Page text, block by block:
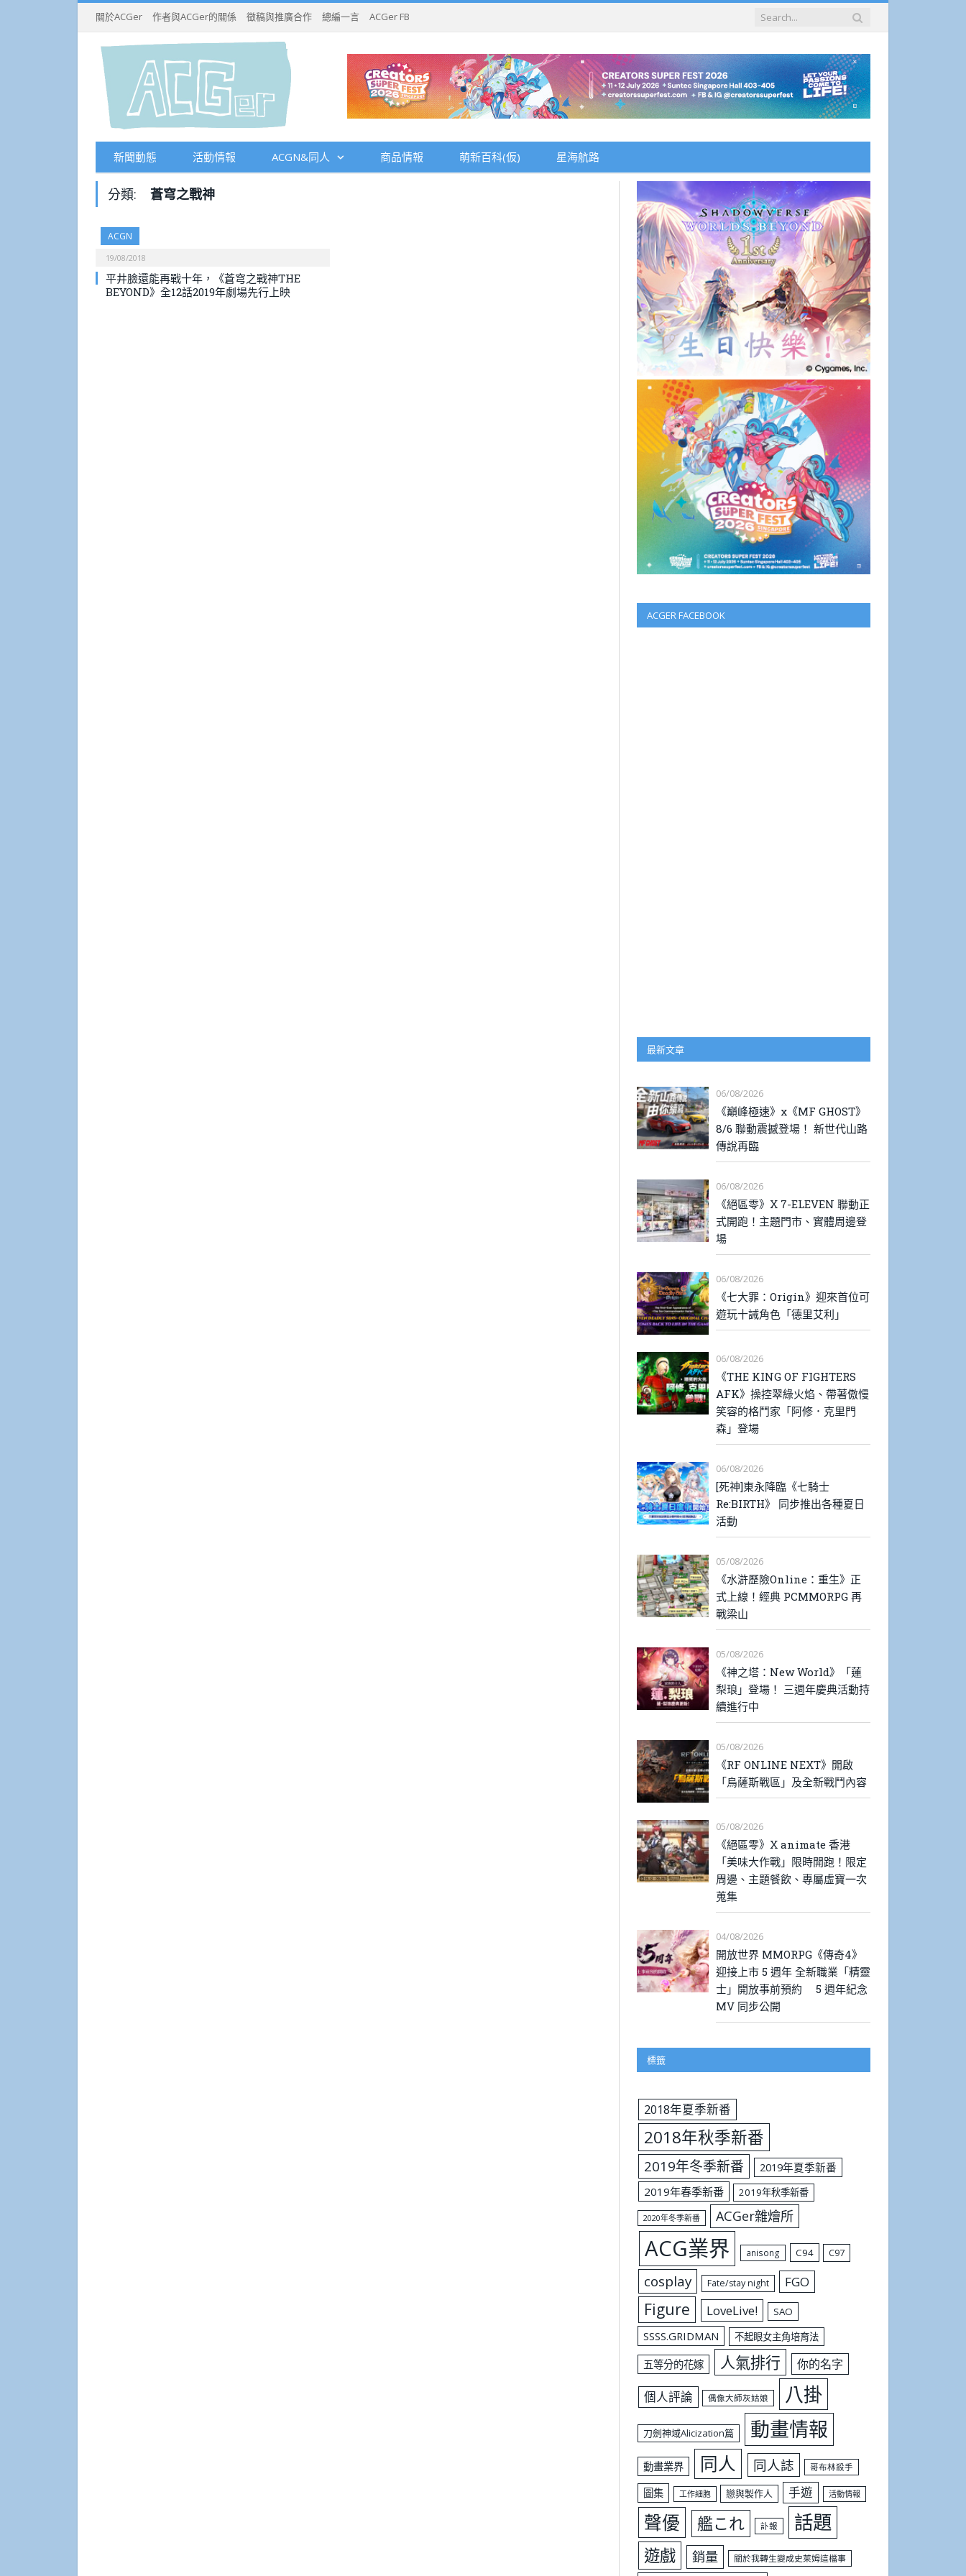
關於ACGer 作者與ACGer的關係 徵稿與推廣合作 總編一言 ACGer FB
新聞動態 活動情報 ACGN&同人 商品情報 萌新百科(仮) 星海航路
分類: 蒼穹之戰神
ACGN
19/08/2018
平井臉還能再戰十年，《蒼穹之戰神THE
BEYOND》全12話2019年劇場先行上映
ACGER FACEBOOK
最新文章
06/08/2026
《巔峰極速》x《MF GHOST》
8/6 聯動震撼登場！ 新世代山路
傳說再臨
06/08/2026
《絕區零》X 7-ELEVEN 聯動正
式開跑！主題門市、實體周邊登
場
06/08/2026
《七大罪：Origin》迎來首位可
遊玩十誡角色「德里艾利」
06/08/2026
《THE KING OF FIGHTERS
AFK》操控翠綠火焰、帶著傲慢
笑容的格鬥家「阿修．克里門
森」登場
06/08/2026
[死神]東永降臨《七騎士
Re:BIRTH》 同步推出各種夏日
活動
05/08/2026
《水滸歷險Online：重生》正
式上線！經典 PCMMORPG 再
戰梁山
05/08/2026
《神之塔：New World》「蓮
梨琅」登場！ 三週年慶典活動持
續進行中
05/08/2026
《RF ONLINE NEXT》開啟
「烏薩斯戰區」及全新戰鬥內容
05/08/2026
《絕區零》X animate 香港
「美味大作戰」限時開跑！限定
周邊、主題餐飲、專屬虛寶一次
蒐集
04/08/2026
開放世界 MMORPG《傳奇4》
迎接上市 5 週年 全新職業「精靈
士」開放事前預約 5 週年紀念
MV 同步公開
標籤
2018年夏季新番
2018年秋季新番
2019年冬季新番
2019年夏季新番
2019年春季新番
2019年秋季新番
2020年冬季新番 ACGer雜燴所
ACG業界 anisong C94 C97
cosplay Fate/stay night FGO
Figure LoveLive! SAO
SSSS.GRIDMAN 不起眼女主角培育法
五等分的花嫁 人氣排行 你的名字
個人評論 偶像大師灰姑娘 八掛
刀劍神域Alicization篇 動畫情報
動畫業界 同人 同人誌 哥布林殺手
圖集 工作細胞 戀與製作人 手遊 活動情報
聲優 艦これ 訃報 話題
遊戲 銷量 關於我轉生變成史萊姆這檔事